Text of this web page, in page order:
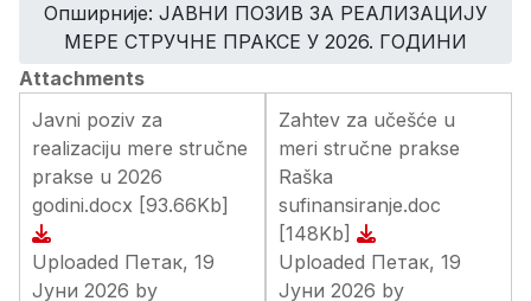
Опширније: ЈАВНИ ПОЗИВ ЗА РЕАЛИЗАЦИЈУ
МЕРЕ СТРУЧНЕ ПРАКСЕ У 2026. ГОДИНИ
Attachments
Javni poziv za
realizaciju mere stručne
prakse u 2026
godini.docx [93.66Kb]
Uploaded Петак, 19
Јуни 2026 by
Zahtev za učešće u
meri stručne prakse
Raška
sufinansiranje.doc
[148Kb]
Uploaded Петак, 19
Јуни 2026 by